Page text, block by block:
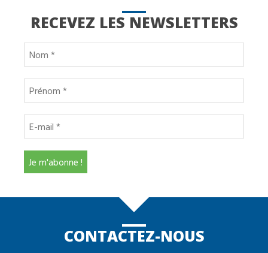
RECEVEZ LES NEWSLETTERS
CONTACTEZ-NOUS